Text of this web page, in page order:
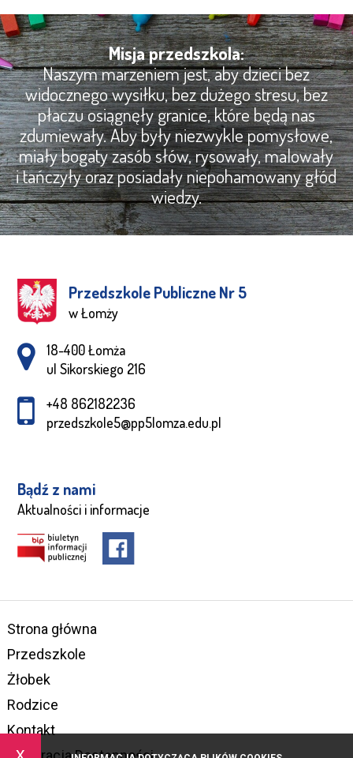
Misja przedszkola:
Naszym marzeniem jest, aby dzieci bez
widocznego wysiłku, bez dużego stresu, bez
płaczu osiągnęły granice, które będą nas
zdumiewały. Aby były niezwykle pomysłowe,
miały bogaty zasób słów, rysowały, malowały
i tańczyły oraz posiadały niepohamowany głód
wiedzy.
Przedszkole Publiczne Nr 5
w Łomży
Adres pocztowy:
18-400 Łomża
ul Sikorskiego 216
+48 862182236
przedszkole5@pp5lomza.edu.pl
Bądź z nami
Aktualności i informacje
Strona główna
Przedszkole
Żłobek
Rodzice
Kontakt